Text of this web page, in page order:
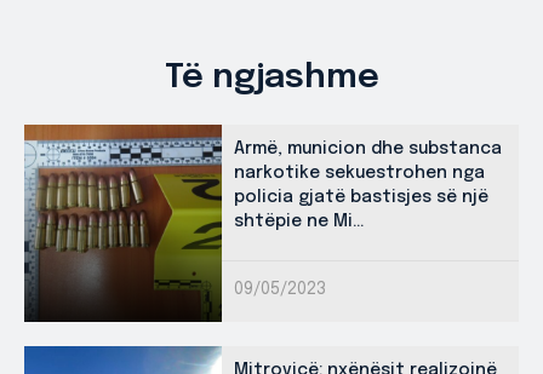
Të ngjashme
Armë, municion dhe substanca
narkotike sekuestrohen nga
policia gjatë bastisjes së një
shtëpie ne Mi...
09/05/2023